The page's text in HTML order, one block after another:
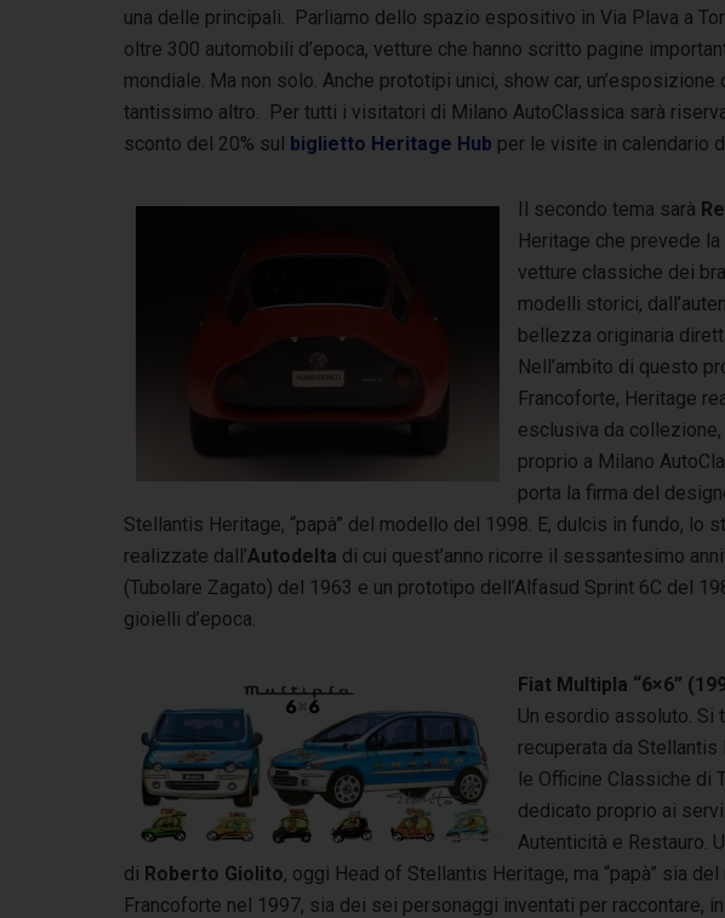
una delle principali. Parliamo dello spazio espositivo in Via Plava a
oltre 300 automobili d’epoca, vetture che hanno scritto pagine
mondiale. Ma non solo. Anche prototipi unici, show car,
tantissimo altro. Per tutti i visitatori di Milano AutoClassica sarà
sconto del 20% sul biglietto Heritage Hub per le visite in calendario
Il secondo tema sarà
Heritage che prevede
vetture classiche dei
modelli storici,
bellezza originaria
Nell’ambito di questo
Francoforte, Heritage
esclusiva da
proprio a Milano
porta la firma del
Stellantis Heritage, “papà” del modello del 1998. E, dulcis in fundo, lo
realizzate dall’Autodelta di cui quest’anno ricorre il sessantesimo
(Tubolare Zagato) del 1963 e un prototipo dell’Alfasud Sprint 6C del
gioielli d’epoca.
Fiat Multipla “6×6”
Un esordio assoluto. Si
recuperata da
le Officine Classiche di
dedicato proprio ai
Autenticità e Restauro.
di Roberto Giolito, oggi Head of Stellantis Heritage, ma “papà” sia
Francoforte nel 1997, sia dei sei personaggi inventati per raccontare,